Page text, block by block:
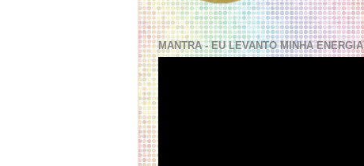
MANTRA - EU LEVANTO MINHA ENERGIA